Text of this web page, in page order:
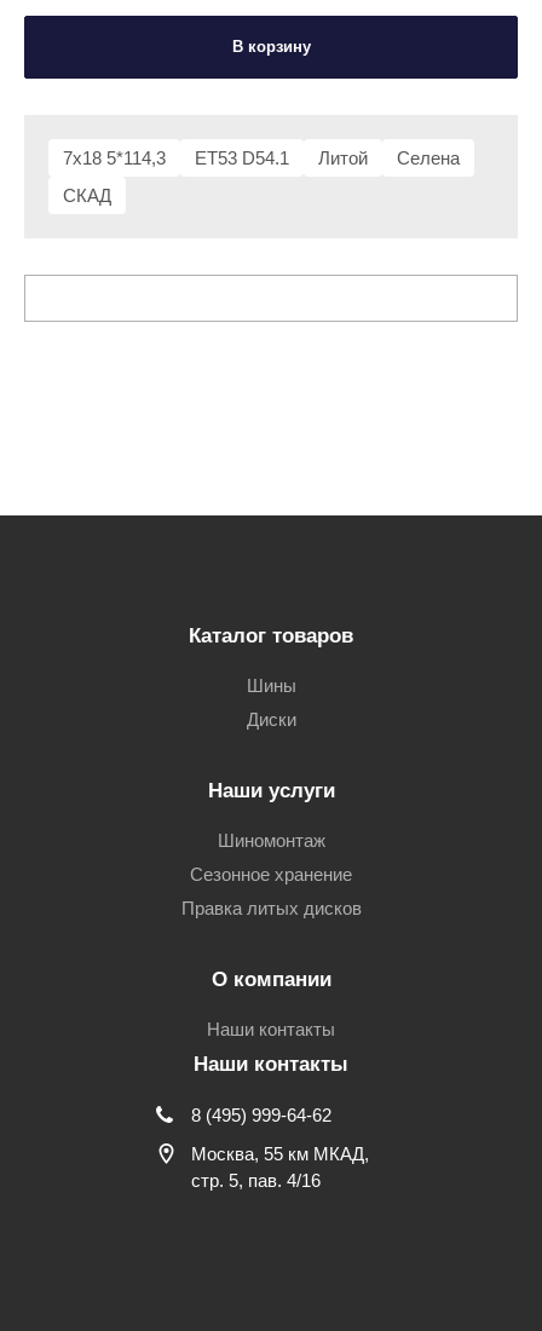
7x18 5*114,3 ET53 D54.1 Литой
Селена
СКАД
В корзину
Каталог товаров
Шины
Диски
Наши услуги
Шиномонтаж
Сезонное хранение
Правка литых дисков
О компании
Наши контакты
Наши контакты
8 (495) 999-64-62
Москва, 55 км МКАД,
стр. 5, пав. 4/16